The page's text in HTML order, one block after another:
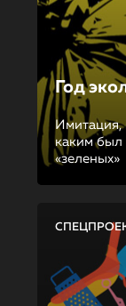
Год
каким был
«зеленых»